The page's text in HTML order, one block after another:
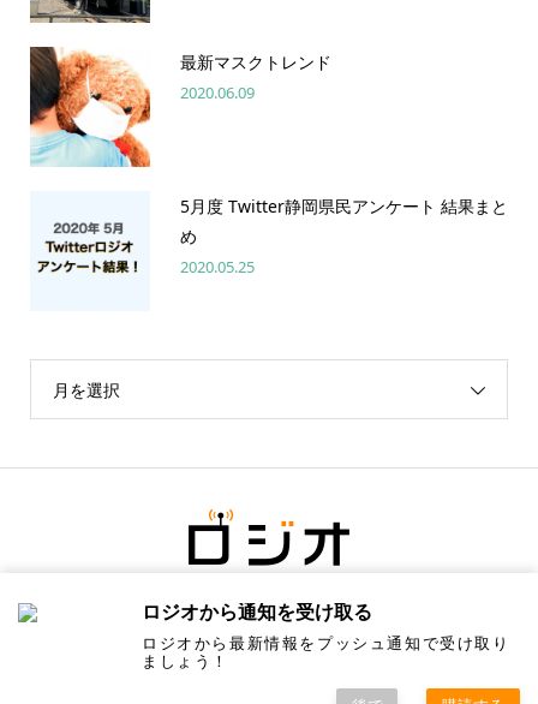
最新マスクトレンド
2020.06.09
5月度 Twitter静岡県民アンケート 結果まと
め
2020.05.25
月を選択
ロジオから通知を受け取る
ロジオから最新情報をプッシュ通知で受け取り
ましょう！